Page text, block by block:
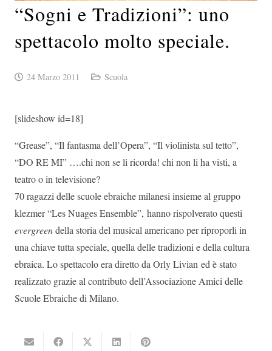
“Sogni e Tradizioni”: uno
spettacolo molto speciale.
24 Marzo 2011 Scuola
[slideshow id=18]
“Grease”, “Il fantasma dell’Opera”, “Il violinista sul tetto”,
“DO RE MI” ….chi non se li ricorda! chi non li ha visti, a
teatro o in televisione?
70 ragazzi delle scuole ebraiche milanesi insieme al gruppo
klezmer “Les Nuages Ensemble”, hanno rispolverato questi
evergreendella storia del musical americano per riproporli in
una chiave tutta speciale, quella delle tradizioni e della cultura
ebraica. Lo spettacolo era diretto da Orly Livian ed è stato
realizzato grazie al contributo dell’Associazione Amici delle
Scuole Ebraiche di Milano.